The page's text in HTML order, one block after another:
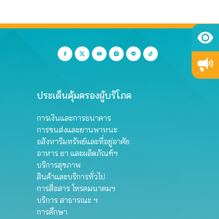
ประเด็นคุ้มครองผู้บริโภค
การเงินและการธนาคาร
การขนส่งและยานพาหนะ
อสังหาริมทรัพย์และที่อยู่อาศัย
อาหาร ยา และผลิตภัณฑ์ฯ
บริการสุขภาพ
สินค้าและบริการทั่วไป
การสื่อสาร โทรคมนาคมฯ
บริการ สาธารณะ ฯ
การศึกษา